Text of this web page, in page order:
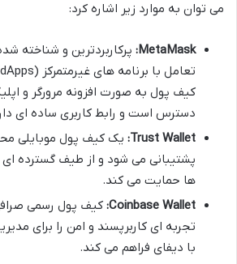
می توان به موارد زیر اشاره کرد:
MetaMask: پرکاربردترین و شناخته
کیف پول به صورت افزونه مرورگر و
دسترس است و رابط کاربری ساده ای
Trust Wallet: یک کیف پول موبایلی
پشتیبانی می شود و از طیف گسترده ای
ها حمایت می کند.
Coinbase Wallet: کیف پول رسمی
تجربه ای کاربرپسند و امن را برای
با دیفای فراهم می کند.